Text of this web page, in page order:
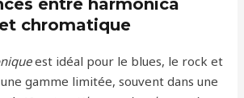
chromatique
est idéal pour le blues, le rock et
gamme limitée, souvent dans une